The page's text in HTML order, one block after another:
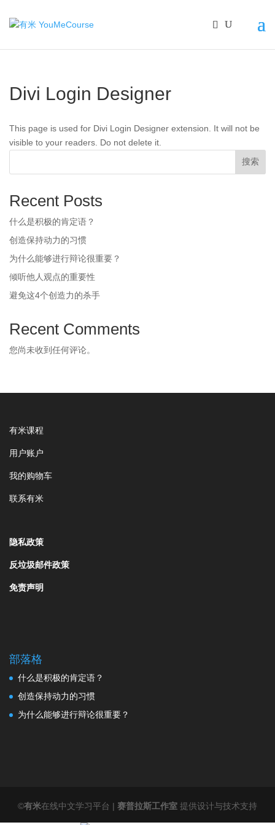
Divi Login Designer
This page is used for Divi Login Designer extension. It will not be
visible to your readers. Do not delete it.
搜索
Recent Posts
什么是积极的肯定语？
创造保持动力的习惯
为什么能够进行辩论很重要？
倾听他人观点的重要性
避免这4个创造力的杀手
Recent Comments
您尚未收到任何评论。
有米课程
用户账户
我的购物车
联系有米
隐私政策
反垃圾邮件政策
免责声明
部落格
什么是积极的肯定语？
创造保持动力的习惯
为什么能够进行辩论很重要？
©有米在线中文学习平台 | 赛普拉斯工作室 提供设计与技术支持